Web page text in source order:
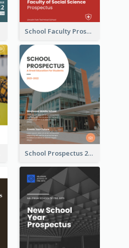
School Faculty Prospectus
School Prospectus 2022